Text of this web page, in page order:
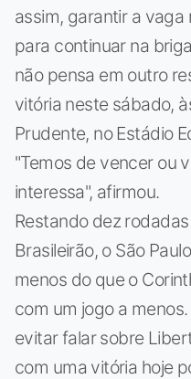
assim, garantir a
para continuar na
não pensa em outro
vitória neste sábado,
Prudente, no Estádio
"Temos de vencer ou
interessa", afirmou.
Restando dez
Brasileirão, o São
menos do que o
com um jogo a
evitar falar sobre
com uma vitória hoje